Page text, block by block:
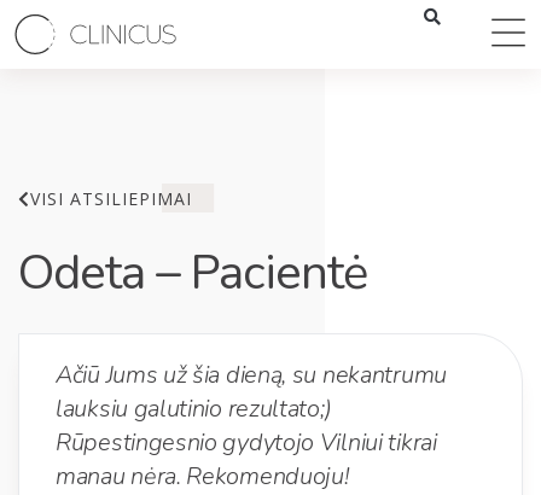
VISI ATSILIEPIMAI
Odeta – Pacientė
Ačiū Jums už šia dieną, su nekantrumu
lauksiu galutinio rezultato;)
Rūpestingesnio gydytojo Vilniui tikrai
manau nėra. Rekomenduoju!